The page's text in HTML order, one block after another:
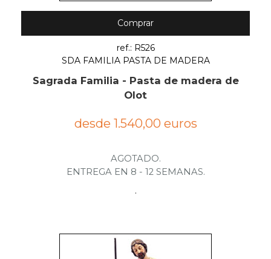
Comprar
ref.: R526
SDA FAMILIA PASTA DE MADERA
Sagrada Familia - Pasta de madera de
Olot
desde 1.540,00 euros
AGOTADO.
ENTREGA EN 8 - 12 SEMANAS.
.